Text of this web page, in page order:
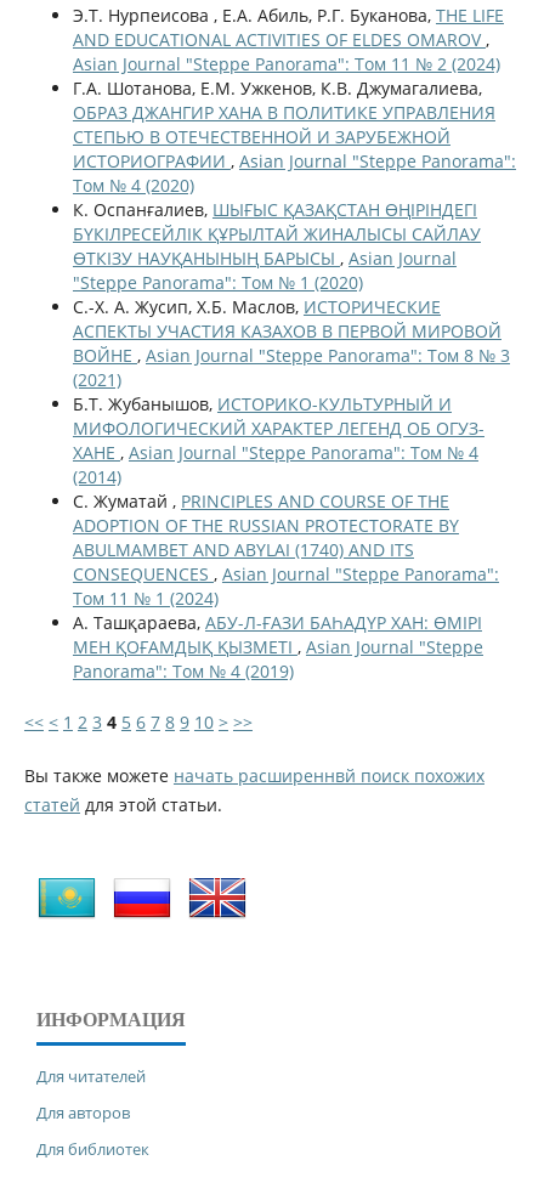
Э.Т. Нурпеисова , Е.А. Абиль, Р.Г. Буканова, THE LIFE
AND EDUCATIONAL ACTIVITIES OF ELDES OMAROV ,
Asian Journal "Steppe Panorama": Том 11 № 2 (2024)
Г.А. Шотанова, Е.М. Ужкенов, К.В. Джумагалиева,
ОБРАЗ ДЖАНГИР ХАНА В ПОЛИТИКЕ УПРАВЛЕНИЯ
СТЕПЬЮ В ОТЕЧЕСТВЕННОЙ И ЗАРУБЕЖНОЙ
ИСТОРИОГРАФИИ , Asian Journal "Steppe Panorama":
Том № 4 (2020)
К. Оспанғалиев, ШЫҒЫС ҚАЗАҚСТАН ӨҢІРІНДЕГІ
БҮКІЛРЕСЕЙЛІК ҚҰРЫЛТАЙ ЖИНАЛЫСЫ САЙЛАУ
ӨТКІЗУ НАУҚАНЫНЫҢ БАРЫСЫ , Asian Journal
"Steppe Panorama": Том № 1 (2020)
С.-Х. А. Жусип, Х.Б. Маслов, ИСТОРИЧЕСКИЕ
АСПЕКТЫ УЧАСТИЯ КАЗАХОВ В ПЕРВОЙ МИРОВОЙ
ВОЙНЕ , Asian Journal "Steppe Panorama": Том 8 № 3
(2021)
Б.Т. Жубанышов, ИСТОРИКО-КУЛЬТУРНЫЙ И
МИФОЛОГИЧЕСКИЙ ХАРАКТЕР ЛЕГЕНД ОБ ОГУЗ-
ХАНЕ , Asian Journal "Steppe Panorama": Том № 4
(2014)
С. Жуматай , PRINCIPLES AND COURSE OF THE
ADOPTION OF THE RUSSIAN PROTECTORATE BY
ABULMAMBET AND ABYLAI (1740) AND ITS
CONSEQUENCES , Asian Journal "Steppe Panorama":
Том 11 № 1 (2024)
А. Ташқараева, АБУ-Л-ҒАЗИ БАҺАДҮР ХАН: ӨМІРІ
МЕН ҚОҒАМДЫҚ ҚЫЗМЕТІ , Asian Journal "Steppe
Panorama": Том № 4 (2019)
<< < 1 2 3 4 5 6 7 8 9 10 > >>
Вы также можете начать расширеннвй поиск похожих
статей для этой статьи.
ИНФОРМАЦИЯ
Для читателей
Для авторов
Для библиотек